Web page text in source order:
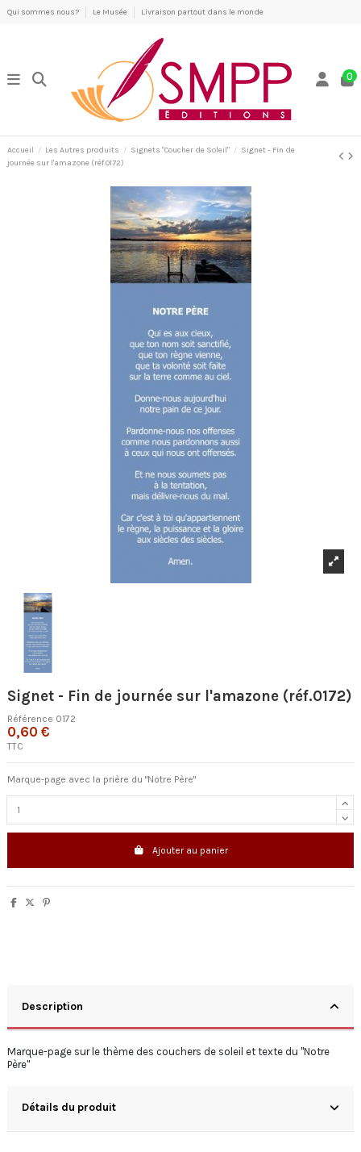
Qui sommes nous? Le Musée Livraison partout dans le monde
0
Accueil Les Autres produits Signets "Coucher de Soleil"
Signet - Fin de
journée sur l'amazone (réf.0172)
Signet - Fin de journée sur l'amazone (réf.0172)
Référence 0172
0,60 €
TTC
Marque-page avec la prière du "Notre Père"
Ajouter au panier
Description
Marque-page sur le thème des couchers de soleil et texte du "Notre
Père"
Détails du produit